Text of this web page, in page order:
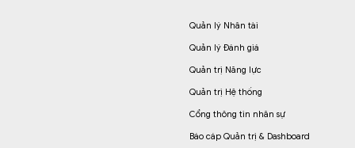
Quản lý Nhân tài
Quản lý Đánh giá
Quản trị Năng lực
Quản trị Hệ thống
Cổng thông tin nhân sự
Báo cáp Quản trị & Dashboard